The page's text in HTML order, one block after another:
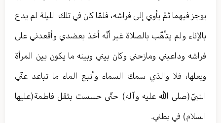
يوجز فيهما ثمّ يأوي إلى فراشه، فلمّا كان في تلك الليلة لم يدع
بالإناء ولم يتأهّب بالصلاة غير أنّه أخذ بعضدي وأقعدني على
فراشه وداعبني ومازحني وكان بيني وبينه ما يكون بين المرأة
وبعلها، فلا والذي سمك السماء وأنبع الماء ما تباعد عنّي
النبيّ(صلى الله عليه وآله) حتّى حسست بثقل فاطمة(عليها
السلام) في بطني.